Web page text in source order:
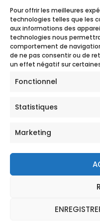
Pour offrir les meilleures
technologies telles que les
aux informations des
technologies nous
comportement de
de ne pas consentir ou de
un effet négatif sur
Fonctionnel
Statistiques
Marketing